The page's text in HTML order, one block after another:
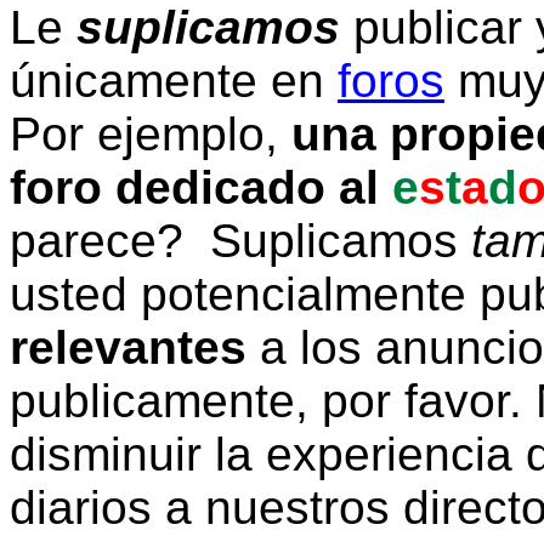
Le suplicamos publicar
únicamente en foros
Por ejemplo, una
foro dedicado al estad
parece? Suplicamos
usted potencialmente
relevantes a los
publicamente, por
disminuir la experiencia
diarios a nuestros